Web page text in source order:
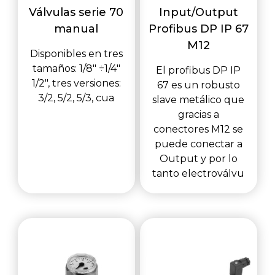
Válvulas serie 70
manual
Disponibles en tres
tamaños: 1/8" ÷1/4"
1/2", tres versiones:
3/2, 5/2, 5/3, cua
Input/Output
Profibus DP IP 67
M12
El profibus DP IP
67 es un robusto
slave metálico que
gracias a
conectores M12 se
puede conectar a
Output y por lo
tanto electroválvu